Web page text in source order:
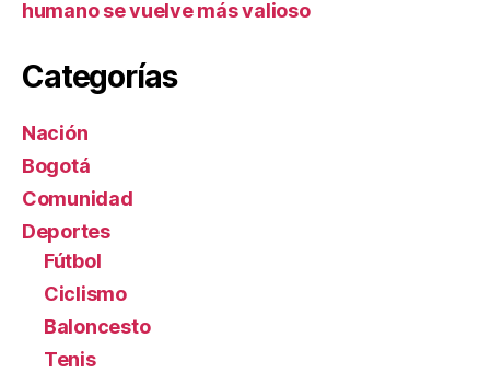
humano se vuelve más valioso
Categorías
Nación
Bogotá
Comunidad
Deportes
Fútbol
Ciclismo
Baloncesto
Tenis